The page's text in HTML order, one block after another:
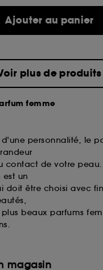
Ajouter au panier
plus de produits
femme
personnalité, le
contact de votre peau.
est un
doit être choisi avec
beaux parfums
magasin
grâce au bouton
ou décider de "tout
associer les
lors de votre
Pour refuser tous les
accepter". Voous
plus d'information sur